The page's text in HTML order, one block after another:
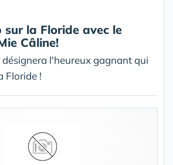
sur la Floride avec le
Câline!
l'heureux gagnant qui
Floride !